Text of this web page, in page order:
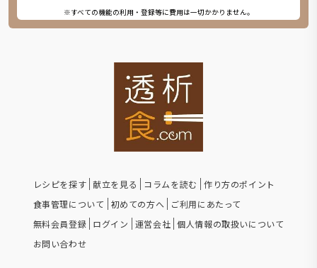
※すべての機能の利用・登録等に費用は一切かかりません。
レシピを探す 献立を見る コラムを読む
作り方のポイント
食事管理について
初めての方へ
ご利用にあたって
無料会員登録 ログイン 運営会社 個人情報の取扱いについて
お問い合わせ